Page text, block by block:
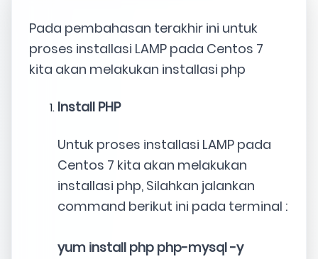
Pada pembahasan terakhir ini untuk
proses installasi LAMP pada Centos 7
kita akan melakukan installasi php
Install PHP
Untuk proses installasi LAMP pada
Centos 7 kita akan melakukan
installasi php, Silahkan jalankan
command berikut ini pada terminal :
yum install php php-mysql -y